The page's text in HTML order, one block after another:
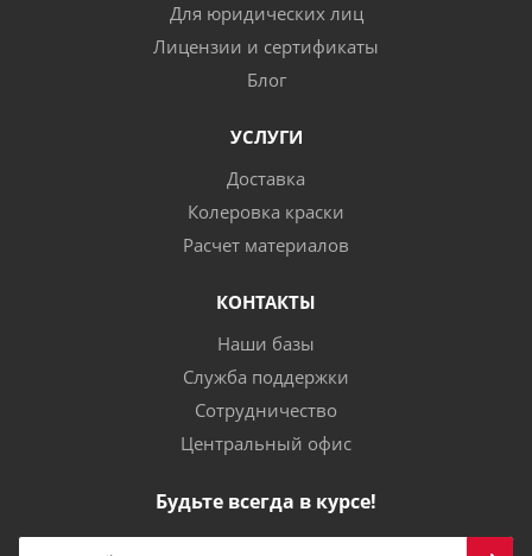
Для юридических лиц
Лицензии и сертификаты
Блог
УСЛУГИ
Доставка
Колеровка краски
Расчет материалов
КОНТАКТЫ
Наши базы
Служба поддержки
Сотрудничество
Центральный офис
Будьте всегда в курсе!